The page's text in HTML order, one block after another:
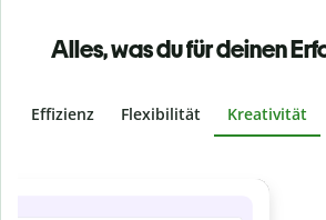
Alles, was du für deinen
Effizienz Flexibilität Kreativität